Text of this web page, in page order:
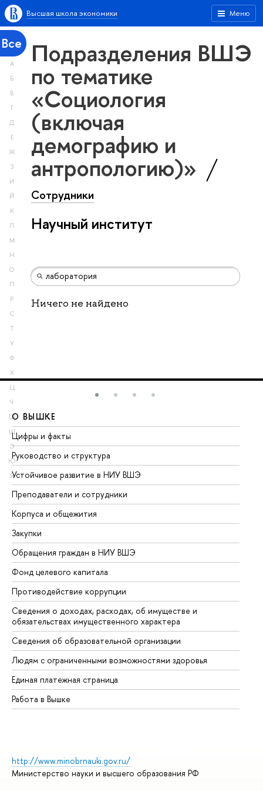
Меню
Высшая школа экономики
Все
А
Б
В
Г
Д
Е
Ж
З
И
Й
К
Л
М
Н
О
П
Р
С
Т
У
Ф
Х
Ц
Ч
Ш
Щ
Э
Ю
Я
Подразделения ВШЭ
по тематике
«Социология
(включая
демографию и
антропологию)»
Сотрудники
Научный институт
Ничего не найдено
О ВЫШКЕ
Цифры и факты
Руководство и структура
Устойчивое развитие в НИУ ВШЭ
Преподаватели и сотрудники
Корпуса и общежития
Закупки
Обращения граждан в НИУ ВШЭ
Фонд целевого капитала
Противодействие коррупции
Сведения о доходах, расходах, об имуществе и
обязательствах имущественного характера
Сведения об образовательной организации
Людям с ограниченными возможностями здоровья
Единая платежная страница
Работа в Вышке
http://www.minobrnauki.gov.ru/
Министерство науки и высшего образования РФ